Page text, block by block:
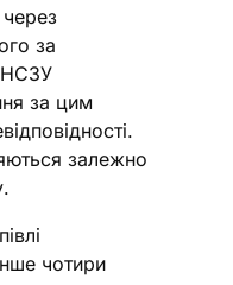
за
НСЗУ
за цим
залежно
чотири